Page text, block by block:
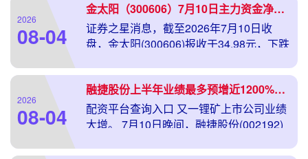
2026
08-04
金太阳（300606）7月10日主力资金净买入2043.89万元
证券之星消息，截至2026年7月10日收
盘，金太阳(300606)报收于34.98元，下跌
2026
08-04
融捷股份上半年业绩最多预增近1200%！股价却3连跌停
配资平台查询入口 又一锂矿上市公司业绩
大增。 7月10日晚间，融捷股份(002192)